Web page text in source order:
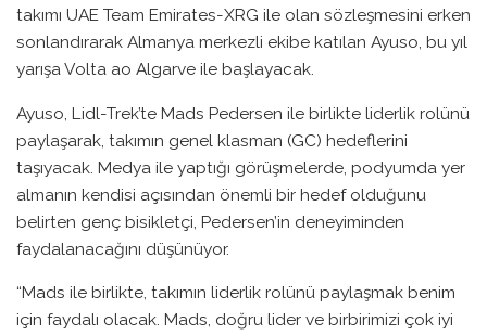
takımı UAE Team Emirates-XRG ile olan sözleşmesini erken
sonlandırarak Almanya merkezli ekibe katılan Ayuso, bu yıl
yarışa Volta ao Algarve ile başlayacak.
Ayuso, Lidl-Trek’te Mads Pedersen ile birlikte liderlik rolünü
paylaşarak, takımın genel klasman (GC) hedeflerini
taşıyacak. Medya ile yaptığı görüşmelerde, podyumda yer
almanın kendisi açısından önemli bir hedef olduğunu
belirten genç bisikletçi, Pedersen’in deneyiminden
faydalanacağını düşünüyor.
“Mads ile birlikte, takımın liderlik rolünü paylaşmak benim
için faydalı olacak. Mads, doğru lider ve birbirimizi çok iyi